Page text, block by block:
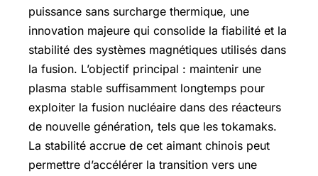
puissance sans surcharge thermique, une
innovation majeure qui consolide la fiabilité et la
stabilité des systèmes magnétiques utilisés dans
la fusion. L’objectif principal : maintenir une
plasma stable suffisamment longtemps pour
exploiter la fusion nucléaire dans des réacteurs
de nouvelle génération, tels que les tokamaks.
La stabilité accrue de cet aimant chinois peut
permettre d’accélérer la transition vers une